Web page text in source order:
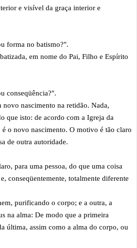
e visível da graça interior e
forma no batismo?".
em nome do Pai, Filho e Espírito
conseqüência?".
novo nascimento na retidão. Nada,
que isto: de acordo com a Igreja da
o novo nascimento. O motivo é tão claro
de outra autoridade.
para uma pessoa, do que uma coisa
conseqüentemente, totalmente diferente
purificando o corpo; e a outra, a
na alma: De modo que a primeira
última, assim como a alma do corpo, ou